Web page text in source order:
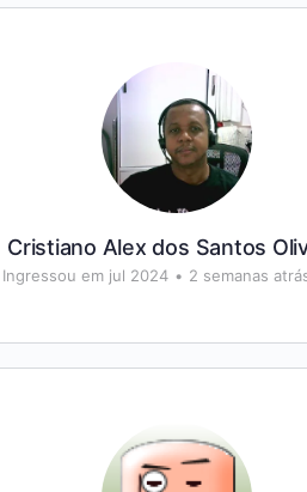
Cristiano Alex dos Santos
Ingressou em jul 2024 • 2 semanas